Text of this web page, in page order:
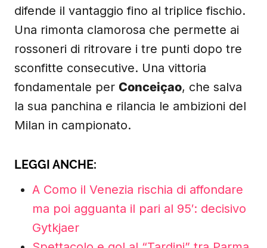
difende il vantaggio fino al triplice fischio.
Una rimonta clamorosa che permette ai
rossoneri di ritrovare i tre punti dopo tre
sconfitte consecutive. Una vittoria
fondamentale per Conceiçao, che salva
la sua panchina e rilancia le ambizioni del
Milan in campionato.
LEGGI ANCHE:
A Como il Venezia rischia di affondare
ma poi agguanta il pari al 95′: decisivo
Gytkjaer